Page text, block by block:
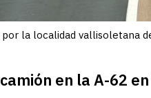
la localidad vallisoletana
en la A-62